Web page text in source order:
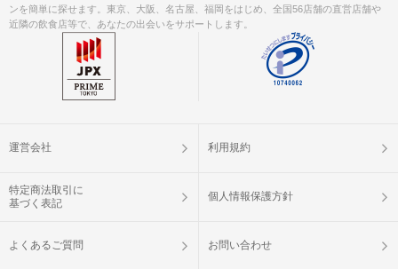
ンを簡単に探せます。東京、大阪、名古屋、福岡をはじめ、全国56店舗の直営店舗や
近隣の飲食店等で、あなたの出会いをサポートします。
運営会社 利用規約
特定商法取引に
基づく表記
個人情報保護方針
よくあるご質問 お問い合わせ